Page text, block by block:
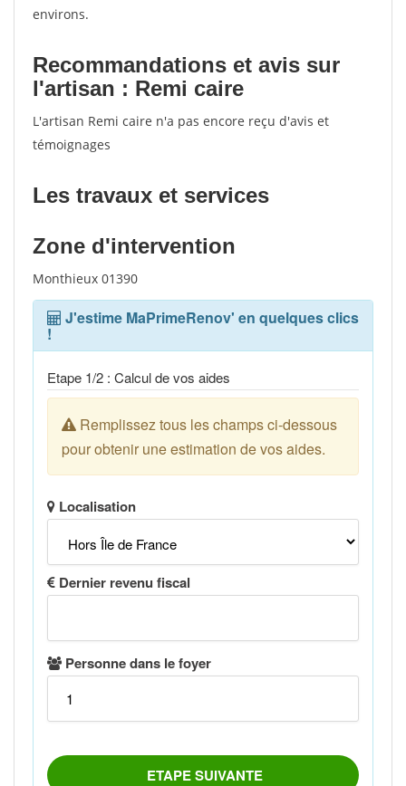
environs.
Recommandations et avis sur
l'artisan : Remi caire
L'artisan Remi caire n'a pas encore reçu d'avis et
témoignages
Les travaux et services
Zone d'intervention
Monthieux 01390